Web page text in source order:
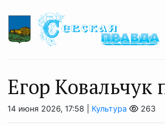
Егор Ковальчук
14 июня 2026, 17:58 | Культура 263